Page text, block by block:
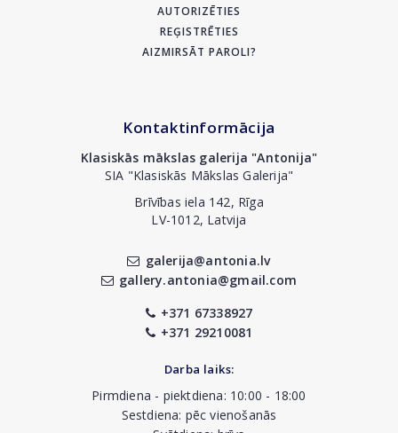
AUTORIZĒTIES
REĢISTRĒTIES
AIZMIRSĀT PAROLI?
Kontaktinformācija
Klasiskās mākslas galerija "Antonija"
SIA "Klasiskās Mākslas Galerija"
Brīvības iela 142, Rīga
LV-1012, Latvija
galerija@antonia.lv
gallery.antonia@gmail.com
+371 67338927
+371 29210081
Darba laiks:
Pirmdiena - piektdiena: 10:00 - 18:00
Sestdiena: pēc vienošanās